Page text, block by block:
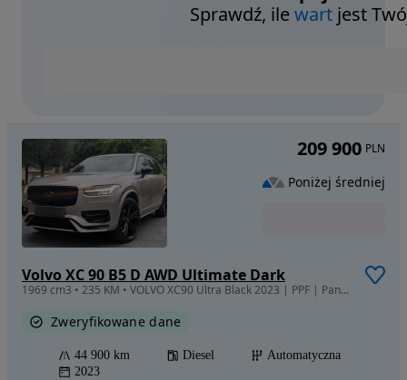
Sprawdź, ilewart jest
Volvo XC 90 B5 D AWD Ultimate Dark
1969 cm3 • 235 KM • VOLVO XC90 Ultra Black 2023 | PPF | Pano | Gwarancja do 2028
Zweryfikowane dane
44 900 km Diesel
Automatyczna
2023
209 900 PLN
Poniżej średniej